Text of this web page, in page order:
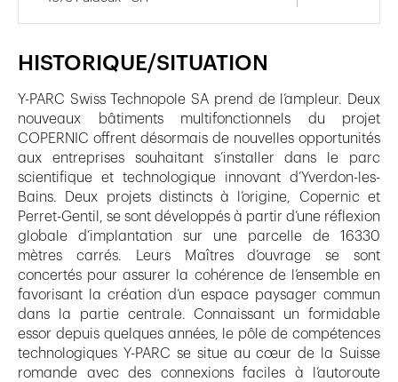
HISTORIQUE/SITUATION
Y-PARC Swiss Technopole SA prend de l’ampleur. Deux
nouveaux bâtiments multifonctionnels du projet
COPERNIC offrent désormais de nouvelles opportunités
aux entreprises souhaitant s’installer dans le parc
scientifique et technologique innovant d’Yverdon-les-
Bains. Deux projets distincts à l’origine, Copernic et
Perret-Gentil, se sont développés à partir d’une réflexion
globale d’implantation sur une parcelle de 16330
mètres carrés. Leurs Maîtres d’ouvrage se sont
concertés pour assurer la cohérence de l’ensemble en
favorisant la création d’un espace paysager commun
dans la partie centrale. Connaissant un formidable
essor depuis quelques années, le pôle de compétences
technologiques Y-PARC se situe au cœur de la Suisse
romande avec des connexions faciles à l’autoroute